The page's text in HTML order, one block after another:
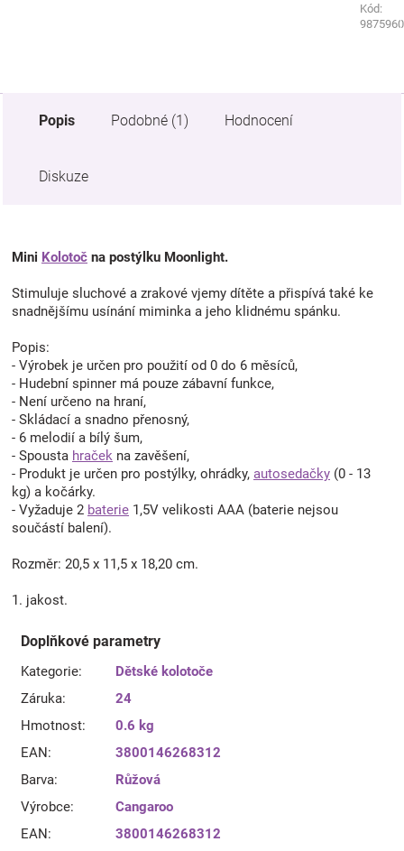
Kód:
Kód:
Popis Podobné (1) Hodnocení
Diskuze
Mini Kolotoč na postýlku Moonlight.
Stimuluje sluchové a zrakové vjemy dítěte a přispívá také ke
snadnějšímu usínání miminka a jeho klidnému spánku.
Popis:
- Výrobek je určen pro použití od 0 do 6 měsíců,
- Hudební spinner má pouze zábavní funkce,
- Není určeno na hraní,
- Skládací a snadno přenosný,
- 6 melodií a bílý šum,
- Spousta hraček na zavěšení,
- Produkt je určen pro postýlky, ohrádky, autosedačky (0 - 13
kg) a kočárky.
- Vyžaduje 2 baterie 1,5V velikosti AAA (baterie nejsou
součástí balení).
Rozměr: 20,5 x 11,5 x 18,20 cm.
1. jakost.
Doplňkové parametry
Kategorie:
Dětské kolotoče
Záruka:
24
Hmotnost:
0.6 kg
EAN:
3800146268312
Barva:
Růžová
Výrobce:
Cangaroo
EAN: 3800146268312